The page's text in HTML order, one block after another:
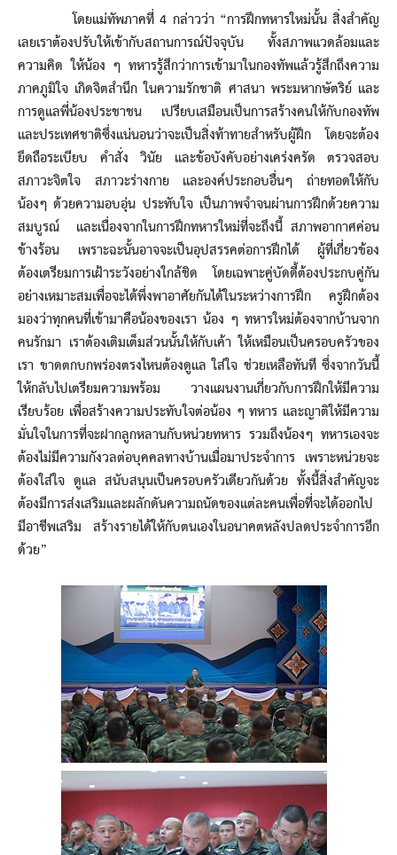
โดยแม่ทัพภาคที่ 4 กล่าวว่า “การฝึกทหารใหม่นั้น สิ่งสำคัญ
เลยเราต้องปรับให้เข้ากับสถานการณ์ปัจจุบัน ทั้งสภาพแวดล้อมและ
ความคิด ให้น้อง ๆ ทหารรู้สึกว่าการเข้ามาในกองทัพแล้วรู้สึกถึงความ
ภาคภูมิใจ เกิดจิตสำนึก ในความรักชาติ ศาสนา พระมหากษัตริย์ และ
การดูแลพี่น้องประชาชน เปรียบเสมือนเป็นการสร้างคนให้กับกองทัพ
และประเทศชาติซึ่งแน่นอนว่าจะเป็นสิ่งท้าทายสำหรับผู้ฝึก โดยจะต้อง
ยึดถือระเบียบ คำสั่ง วินัย และข้อบังคับอย่างเคร่งครัด ตรวจสอบ
สภาวะจิตใจ สภาวะร่างกาย และองค์ประกอบอื่นๆ ถ่ายทอดให้กับ
น้องๆ ด้วยความอบอุ่น ประทับใจ เป็นภาพจำจนผ่านการฝึกด้วยความ
สมบูรณ์ และเนื่องจากในการฝึกทหารใหม่ที่จะถึงนี้ สภาพอากาศค่อน
ข้างร้อน เพราะฉะนั้นอาจจะเป็นอุปสรรคต่อการฝึกได้ ผู้ที่เกี่ยวข้อง
ต้องเตรียมการเฝ้าระวังอย่างใกล้ชิด โดยเฉพาะคู่บัดดี้ต้องประกบคู่กัน
อย่างเหมาะสมเพื่อจะได้พึ่งพาอาศัยกันได้ในระหว่างการฝึก ครูฝึกต้อง
มองว่าทุกคนที่เข้ามาคือน้องของเรา น้อง ๆ ทหารใหม่ต้องจากบ้านจาก
คนรักมา เราต้องเติมเต็มส่วนนั้นให้กับเค้า ให้เหมือนเป็นครอบครัวของ
เรา ขาดตกบกพร่องตรงไหนต้องดูแล ใส่ใจ ช่วยเหลือทันที ซึ่งจากวันนี้
ให้กลับไปเตรียมความพร้อม วางแผนงานเกี่ยวกับการฝึกให้มีความ
เรียบร้อย เพื่อสร้างความประทับใจต่อน้อง ๆ ทหาร และญาติให้มีความ
มั่นใจในการที่จะฝากลูกหลานกับหน่วยทหาร รวมถึงน้องๆ ทหารเองจะ
ต้องไม่มีความกังวลต่อบุคคลทางบ้านเมื่อมาประจำการ เพราะหน่วยจะ
ต้องใส่ใจ ดูแล สนับสนุนเป็นครอบครัวเดียวกันด้วย ทั้งนี้สิ่งสำคัญจะ
ต้องมีการส่งเสริมและผลักดันความถนัดของแต่ละคนเพื่อที่จะได้ออกไป
มีอาชีพเสริม สร้างรายได้ให้กับตนเองในอนาคตหลังปลดประจำการอีก
ด้วย”